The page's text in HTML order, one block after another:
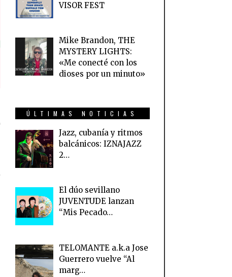
VISOR FEST
Mike Brandon, THE
MYSTERY LIGHTS:
«Me conecté con los
dioses por un minuto»
ÚLTIMAS NOTICIAS
Jazz, cubanía y ritmos
balcánicos: IZNAJAZZ
2…
El dúo sevillano
JUVENTUDE lanzan
“Mis Pecado…
TELOMANTE a.k.a Jose
Guerrero vuelve “Al
marg…